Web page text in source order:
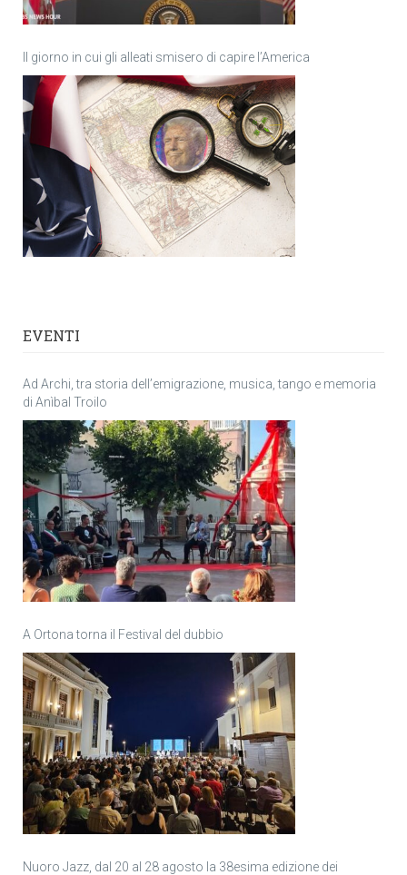
Il giorno in cui gli alleati smisero di capire l’America
EVENTI
Ad Archi, tra storia dell’emigrazione, musica, tango e memoria
di Anìbal Troilo
A Ortona torna il Festival del dubbio
Nuoro Jazz, dal 20 al 28 agosto la 38esima edizione dei